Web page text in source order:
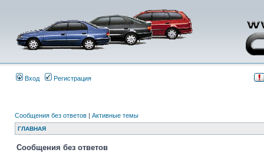
Вход Регистрация
Сообщения без ответов | Активные темы
ГЛАВНАЯ
Сообщения без ответов